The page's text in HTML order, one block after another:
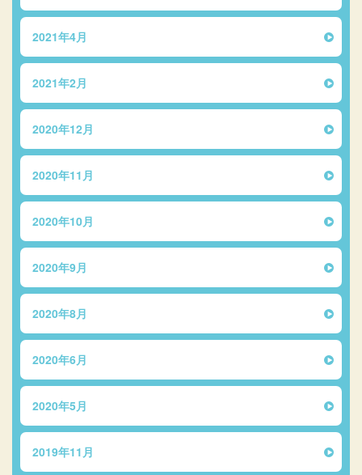
2021年4月
2021年2月
2020年12月
2020年11月
2020年10月
2020年9月
2020年8月
2020年6月
2020年5月
2019年11月